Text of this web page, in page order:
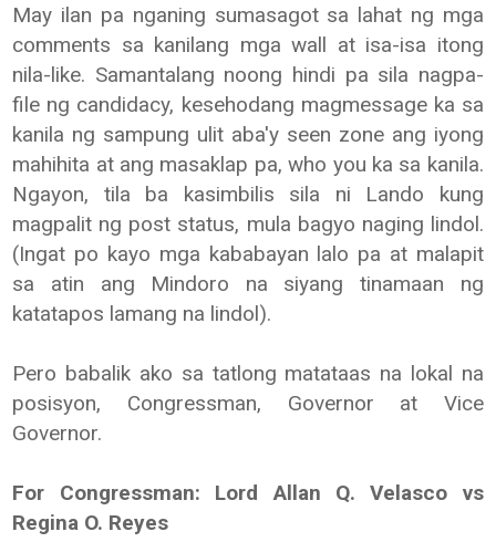
May ilan pa nganing sumasagot sa lahat ng mga
comments sa kanilang mga wall at isa-isa itong
nila-like. Samantalang noong hindi pa sila nagpa-
file ng candidacy, kesehodang magmessage ka sa
kanila ng sampung ulit aba'y seen zone ang iyong
mahihita at ang masaklap pa, who you ka sa kanila.
Ngayon, tila ba kasimbilis sila ni Lando kung
magpalit ng post status, mula bagyo naging lindol.
(Ingat po kayo mga kababayan lalo pa at malapit
sa atin ang Mindoro na siyang tinamaan ng
katatapos lamang na lindol).
Pero babalik ako sa tatlong matataas na lokal na
posisyon, Congressman, Governor at Vice
Governor.
For Congressman: Lord Allan Q. Velasco vs
Regina O. Reyes